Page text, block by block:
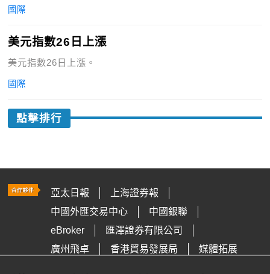
國際
美元指數26日上漲
美元指數26日上漲。
國際
點擊排行
亞太日報
上海證券報
中國外匯交易中心
中國銀聯
eBroker
匯澤證券有限公司
廣州飛卓
香港貿易發展局 媒體拓展